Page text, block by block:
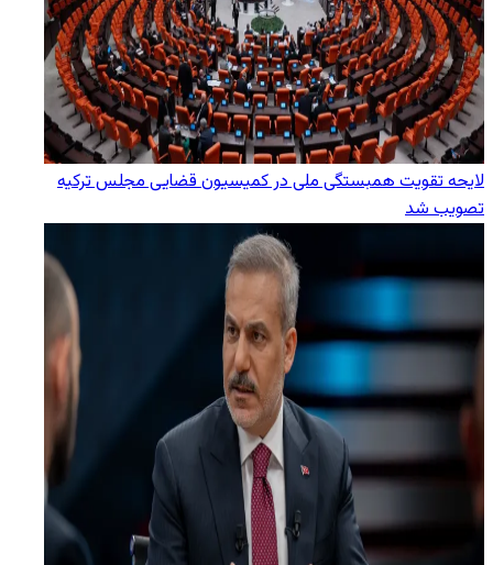
لایحه تقویت همبستگی ملی در کمیسیون قضایی مجلس ترکیه
تصویب شد